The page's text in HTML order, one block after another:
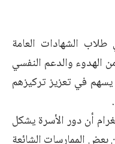
طلاب الشهادات العامة
أجواء من الهدوء والدعم النفسي
يسهم في تعزيز تركيزهم
أن دور الأسرة يشكل